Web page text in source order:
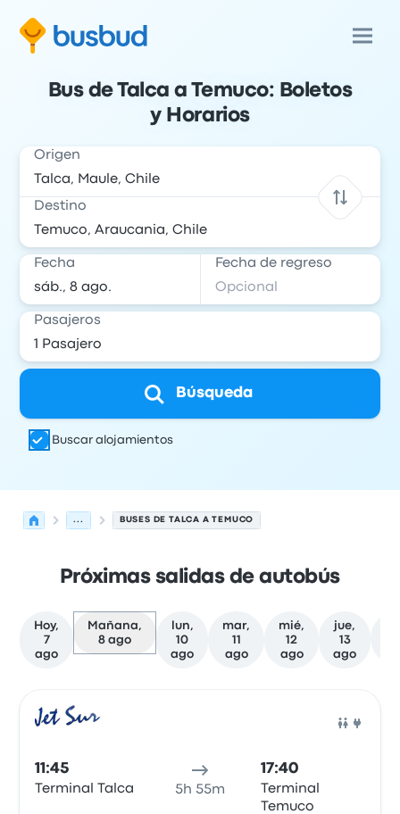
Bus de Talca a Temuco: Boletos
y Horarios
Origen
Destino
Fecha Fecha de regreso
Pasajeros
Búsqueda
Buscar alojamientos
... BUSES DE TALCA A TEMUCO
Próximas salidas de autobús
Hoy,
7
ago
Mañana,
8 ago
lun,
10
ago
mar,
11
ago
mié,
12
ago
jue,
13
ago
11:45
Terminal Talca 5h 55m
17:40
Terminal
Temuco